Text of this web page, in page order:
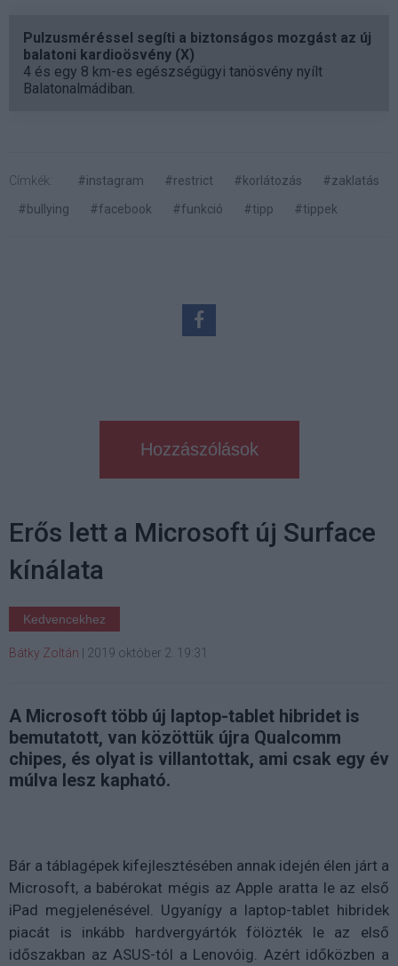
Pulzusméréssel segíti a biztonságos mozgást az új
balatoni kardioösvény (X)
4 és egy 8 km-es egészségügyi tanösvény nyílt
Balatonalmádiban.
Címkék: #instagram #restrict #korlátozás
#zaklatás
#bullying
#facebook #funkció #tipp #tippek
Hozzászólások
Erős lett a Microsoft új Surface
kínálata
Kedvencekhez
Bátky Zoltán | 2019 október 2. 19:31
A Microsoft több új laptop-tablet hibridet is
bemutatott, van közöttük újra Qualcomm
chipes, és olyat is villantottak, ami csak egy év
múlva lesz kapható.
Bár a táblagépek kifejlesztésében annak idején élen járt a
Microsoft, a babérokat mégis az Apple aratta le az első
iPad megjelenésével. Ugyanígy a laptop-tablet hibridek
piacát is inkább hardvergyártók fölözték le az első
időszakban az ASUS-tól a Lenovóig. Azért időközben a